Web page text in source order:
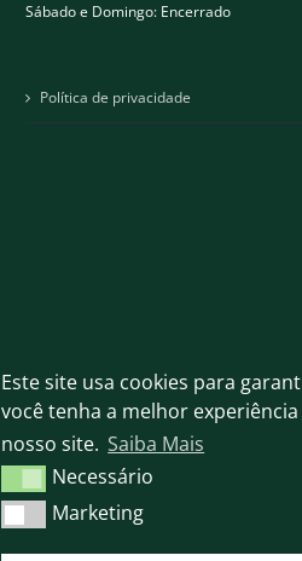
Este site usa cookies para
você tenha a melhor experiência
nosso site. Saiba Mais
Necessário
Necessário
MarketingMarketing
Sábado e Domingo: Encerrado
Política de privacidade